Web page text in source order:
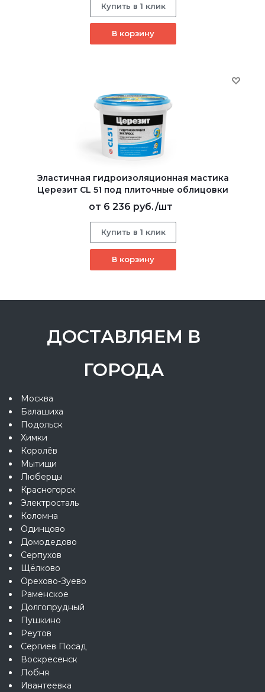
Купить в 1 клик
В корзину
Эластичная гидроизоляционная мастика
Церезит CL 51 под плиточные облицовки
от 6 236 руб./шт
Купить в 1 клик
В корзину
ДОСТАВЛЯЕМ В
ГОРОДА
Москва
Балашиха
Подольск
Химки
Королёв
Мытищи
Люберцы
Красногорск
Электросталь
Коломна
Одинцово
Домодедово
Серпухов
Щёлково
Орехово-Зуево
Раменское
Долгопрудный
Пушкино
Реутов
Сергиев Посад
Воскресенск
Лобня
Ивантеевка